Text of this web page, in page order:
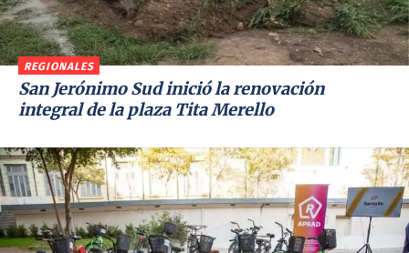
REGIONALES
San Jerónimo Sud inició la renovación
integral de la plaza Tita Merello